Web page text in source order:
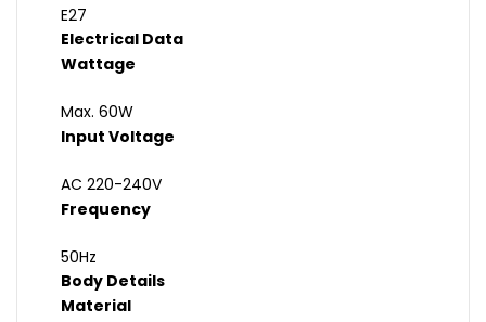
E27
Electrical Data
Wattage
Max. 60W
Input Voltage
AC 220-240V
Frequency
50Hz
Body Details
Material